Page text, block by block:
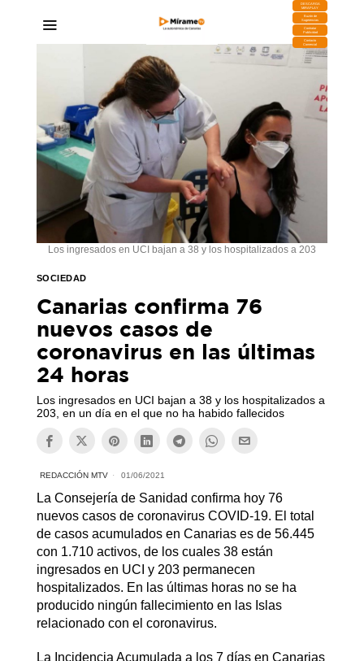
DESCARGA
MIRAPLAY
Buzón de
Sugerencias
Contratar
Publicidad
Contacto
Comercial
Los ingresados en UCI bajan a 38 y los hospitalizados a 203
SOCIEDAD
Canarias confirma 76
nuevos casos de
coronavirus en las últimas
24 horas
Los ingresados en UCI bajan a 38 y los hospitalizados a
203, en un día en el que no ha habido fallecidos
REDACCIÓN MTV 01/06/2021
La Consejería de Sanidad confirma hoy 76
nuevos casos de coronavirus COVID-19. El total
de casos acumulados en Canarias es de 56.445
con 1.710 activos, de los cuales 38 están
ingresados en UCI y 203 permanecen
hospitalizados. En las últimas horas no se ha
producido ningún fallecimiento en las Islas
relacionado con el coronavirus.
La Incidencia Acumulada a los 7 días en Canarias